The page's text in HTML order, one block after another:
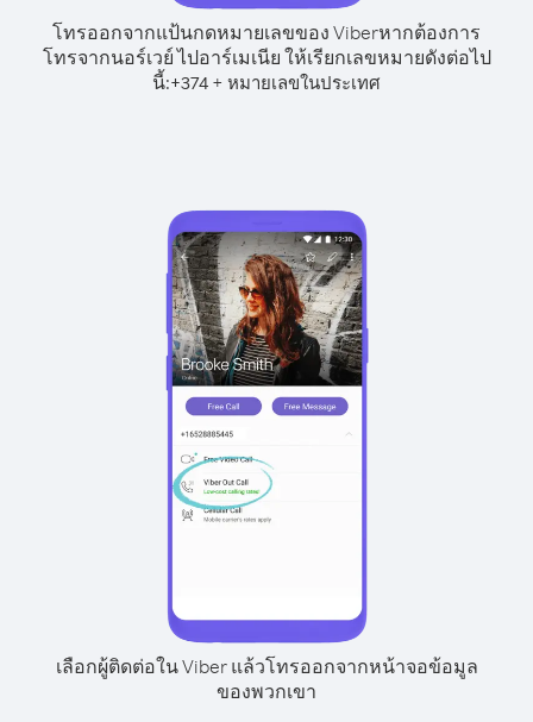
โทรออกจากแป้นกดหมายเลขของ Viberหากต้องการ
โทรจากนอร์เวย์ ไปอาร์เมเนีย ให้เรียกเลขหมายดังต่อไป
นี้:+374 + หมายเลขในประเทศ
เลือกผู้ติดต่อใน Viber แล้วโทรออกจากหน้าจอข้อมูล
ของพวกเขา